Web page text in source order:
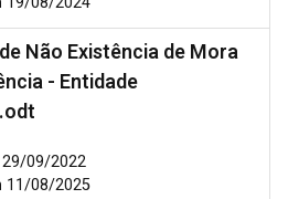
Não Existência de Mora
- Entidade
29/09/2022
11/08/2025